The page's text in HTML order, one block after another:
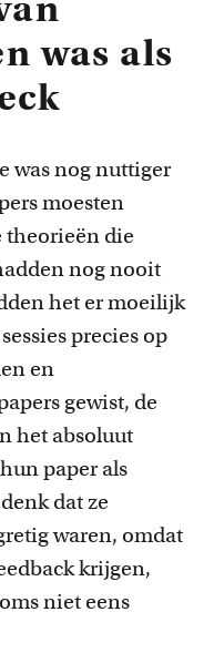
was als
was nog nuttiger
moesten
theorieën die
nog nooit
het er moeilijk
precies op
en
gewist, de
het absoluut
paper als
dat ze
waren, omdat
krijgen,
niet eens